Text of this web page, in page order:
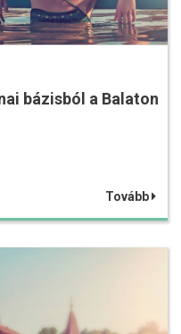
bázisból a Balaton
Tovább